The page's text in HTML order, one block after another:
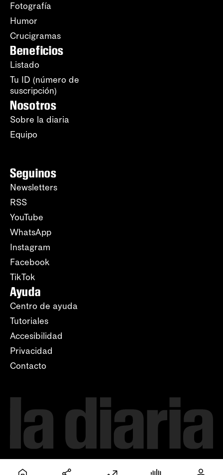
Fotografía
Humor
Crucigramas
Beneficios
Listado
Tu ID (número de
suscripción)
Nosotros
Sobre la diaria
Equipo
Seguinos
Newsletters
RSS
YouTube
WhatsApp
Instagram
Facebook
TikTok
Ayuda
Centro de ayuda
Tutoriales
Accesibilidad
Privacidad
Contacto